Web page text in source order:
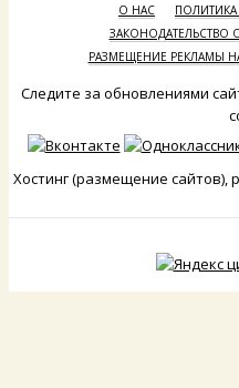
О НАС
ЗАКОНОДАТЕЛЬСТВО
РАЗМЕЩЕНИЕ РЕКЛАМЫ
Следите за обновлениями
Хостинг (размещение сайтов),